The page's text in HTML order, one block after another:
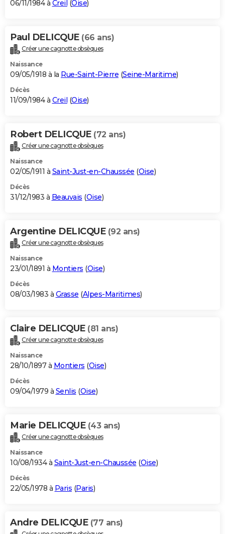
06/11/1984 à Creil (Oise)
Paul DELICQUE (66 ans)
Créer une cagnotte obsèques
Naissance
09/05/1918 à la Rue-Saint-Pierre (Seine-Maritime)
Décès
11/09/1984 à Creil (Oise)
Robert DELICQUE (72 ans)
Créer une cagnotte obsèques
Naissance
02/05/1911 à Saint-Just-en-Chaussée (Oise)
Décès
31/12/1983 à Beauvais (Oise)
Argentine DELICQUE (92 ans)
Créer une cagnotte obsèques
Naissance
23/01/1891 à Montiers (Oise)
Décès
08/03/1983 à Grasse (Alpes-Maritimes)
Claire DELICQUE (81 ans)
Créer une cagnotte obsèques
Naissance
28/10/1897 à Montiers (Oise)
Décès
09/04/1979 à Senlis (Oise)
Marie DELICQUE (43 ans)
Créer une cagnotte obsèques
Naissance
10/08/1934 à Saint-Just-en-Chaussée (Oise)
Décès
22/05/1978 à Paris (Paris)
Andre DELICQUE (77 ans)